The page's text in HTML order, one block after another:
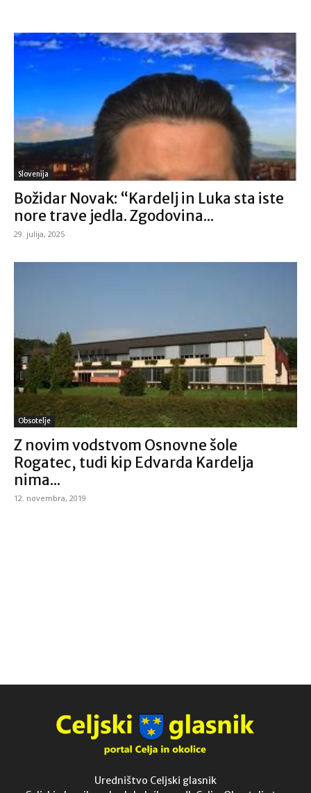
Slovenija
Božidar Novak: “Kardelj in Luka sta iste
nore trave jedla. Zgodovina...
29. julija, 2025
Obsotelje
Z novim vodstvom Osnovne šole
Rogatec, tudi kip Edvarda Kardelja
nima...
12. novembra, 2019
Uredništvo Celjski glasnik